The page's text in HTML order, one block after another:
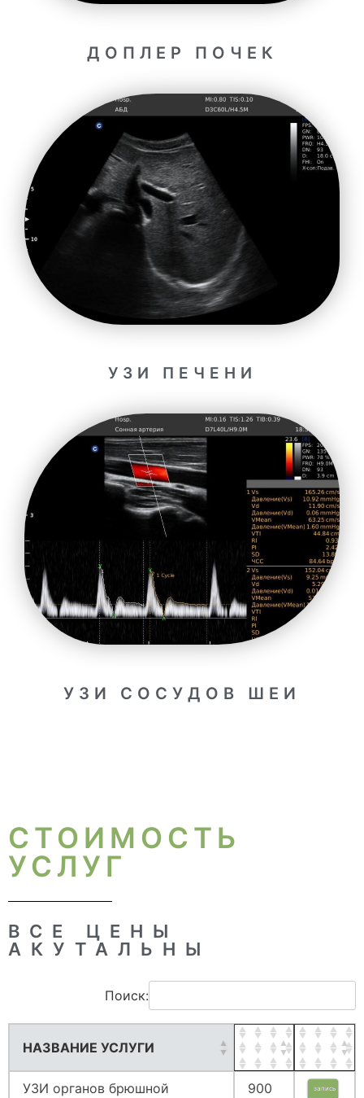
ДОПЛЕР ПОЧЕК
УЗИ ПЕЧЕНИ
УЗИ СОСУДОВ ШЕИ
СТОИМОСТЬ
УСЛУГ
ВСЕ ЦЕНЫ
АКУТАЛЬНЫ
Поиск:
НАЗВАНИЕ УСЛУГИ
УЗИ органов брюшной
900 запись